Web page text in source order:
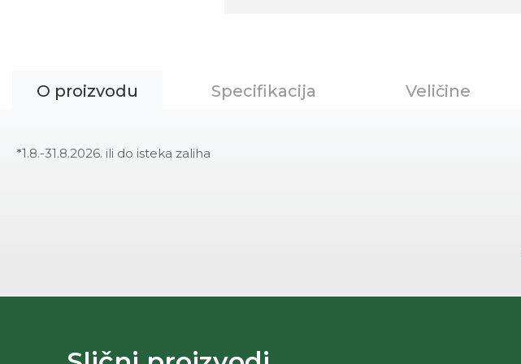
O proizvodu Specifikacija Veličine
*1.8.-31.8.2026. ili do isteka zaliha